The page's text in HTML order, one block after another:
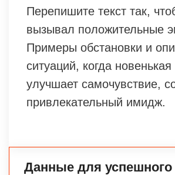
Перепишите текст так,
вызывал положительные
Примеры обстановки и
ситуаций, когда новенькая
улучшает самочувствие,
привлекательный имидж.
Данные для успешного